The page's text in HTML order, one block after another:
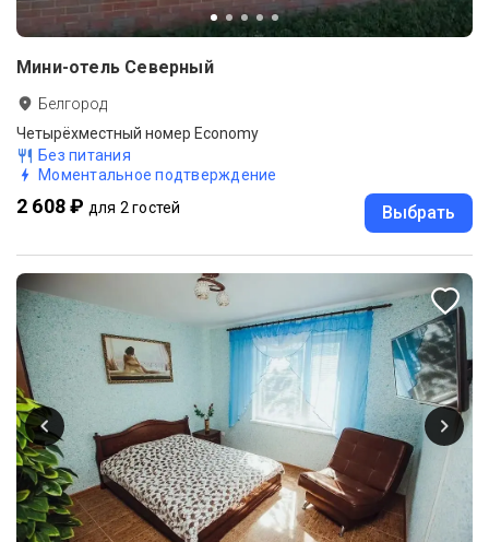
Мини-отель Северный
Белгород
Четырёхместный номер Economy
Без питания
Моментальное подтверждение
2 608 ₽ для 2 гостей Выбрать